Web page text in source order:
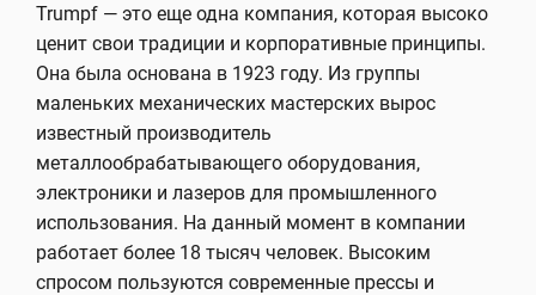
Trumpf — это еще одна компания, которая высоко
ценит свои традиции и корпоративные принципы.
Она была основана в 1923 году. Из группы
маленьких механических мастерских вырос
известный производитель
металлообрабатывающего оборудования,
электроники и лазеров для промышленного
использования. На данный момент в компании
работает более 18 тысяч человек. Высоким
спросом пользуются современные прессы и